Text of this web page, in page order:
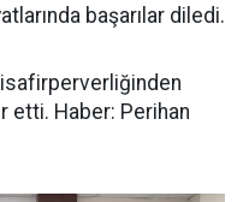
başarılar diledi.
etti. Haber: Perihan